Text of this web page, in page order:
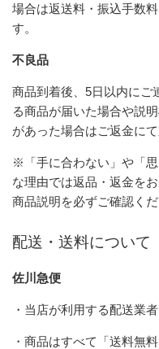
場合は返送料・振込手数
す。
不良品
商品到着後、5日以内にご
る商品が届いた場合や説
があった場合はご返金にて
※「手に合わない」や「
な理由では返品・返金を
商品説明を必ずご確認くだ
配送・送料について
佐川急便
・当店が利用する配送業
・商品はすべて「送料無